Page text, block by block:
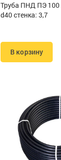
Труба ПНД ПЭ 100
d40 стенка: 3,7
В корзину